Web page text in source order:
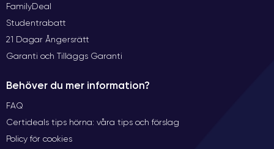
FamilyDeal
Studentrabatt
21 Dagar Ångersrätt
Garanti och Tilläggs Garanti
Behöver du mer information?
FAQ
Certideals tips hörna: våra tips och förslag
Policy för cookies